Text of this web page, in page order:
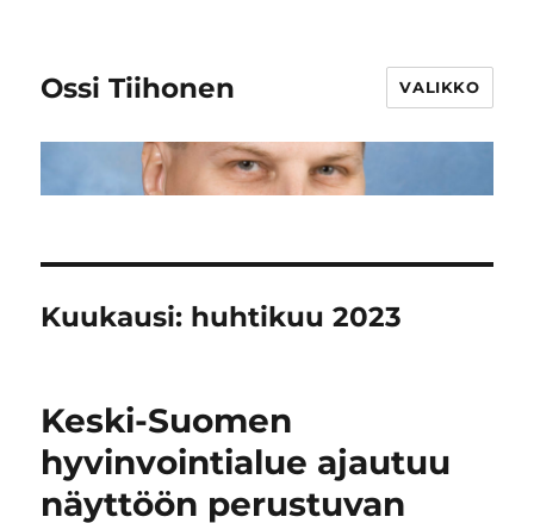
Ossi Tiihonen VALIKKO
Kuukausi: huhtikuu 2023
Keski-Suomen
hyvinvointialue ajautuu
näyttöön perustuvan